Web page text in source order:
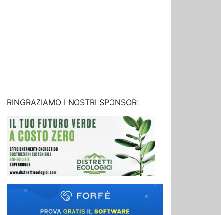
RINGRAZIAMO I NOSTRI SPONSOR: